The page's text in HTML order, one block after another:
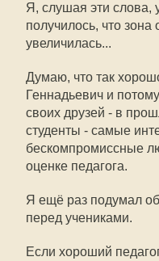
Я, слушая эти слова,
получилось, что зона
увеличилась...
Думаю, что так
Геннадьевич и
своих друзей - в
студенты - самые
бескомпромиссные
оценке педагога.
Я ещё раз подумал об
перед учениками.
Если хороший